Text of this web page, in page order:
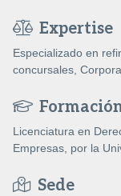
Expertise
Especializado en
concursales,
Licenciatura en
Empresas, por la
Sede